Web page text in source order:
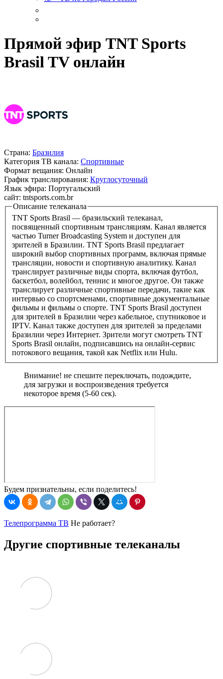
Прямой эфир TNT Sports
Brasil TV онлайн
Страна: Бразилия
Категория ТВ канала: Спортивные
Формат вещания: Онлайн
График транслирования: Круглосуточный
Язык эфира: Португальский
сайт: tntsports.com.br
Описание телеканала
TNT Sports Brasil — бразильский телеканал,
посвященный спортивным трансляциям. Канал является
частью Turner Broadcasting System и доступен для
зрителей в Бразилии. TNT Sports Brasil предлагает
широкий выбор спортивных программ, включая прямые
трансляции, новости и спортивную аналитику. Канал
транслирует различные виды спорта, включая футбол,
баскетбол, волейбол, теннис и многое другое. Он также
транслирует различные спортивные передачи, такие как
интервью со спортсменами, спортивные документальные
фильмы и фильмы о спорте. TNT Sports Brasil доступен
для зрителей в Бразилии через кабельное, спутниковое и
IPTV. Канал также доступен для зрителей за пределами
Бразилии через Интернет. Зрители могут смотреть TNT
Sports Brasil онлайн, подписавшись на онлайн-сервис
потокового вещания, такой как Netflix или Hulu.
Внимание! не спешите переключать, подождите,
для загрузки и воспроизведения требуется
некоторое время (5-60 сек).
Будем признательны, если поделитесь!
Телепрограмма ТВ Не работает?
Другие спортивные телеканалы